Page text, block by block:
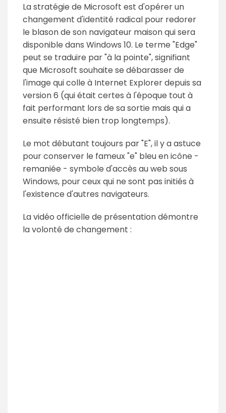
La stratégie de Microsoft est d'opérer un
changement d'identité radical pour redorer
le blason de son navigateur maison qui sera
disponible dans Windows 10. Le terme "Edge"
peut se traduire par "à la pointe", signifiant
que Microsoft souhaite se débarasser de
l'image qui colle à Internet Explorer depuis sa
version 6 (qui était certes à l'époque tout à
fait performant lors de sa sortie mais qui a
ensuite résisté bien trop longtemps).
Le mot débutant toujours par "E", il y a astuce
pour conserver le fameux "e" bleu en icône -
remaniée - symbole d'accès au web sous
Windows, pour ceux qui ne sont pas initiés à
l'existence d'autres navigateurs.
La vidéo officielle de présentation démontre
la volonté de changement :